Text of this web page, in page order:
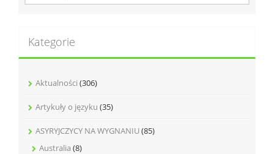
Kategorie
Aktualności (306)
Artykuły o języku (35)
ASYRYJCZYCY NA WYGNANIU(85)
Australia (8)